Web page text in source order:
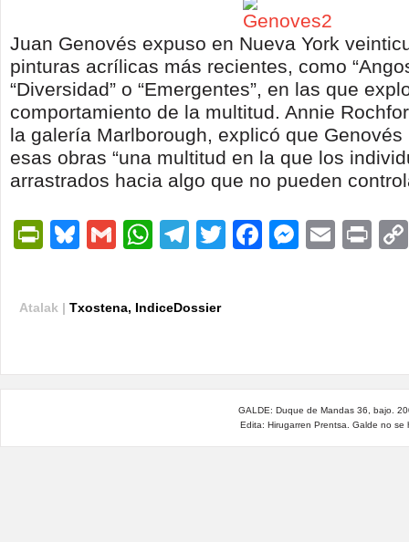
Juan Genovés expuso en Nueva York
pinturas acrílicas más recientes, como
“Diversidad” o “Emergentes”, en las que
comportamiento de la multitud. Annie
la galería Marlborough, explicó que
esas obras “una multitud en la que los
arrastrados hacia algo que no pueden
PrintFriendly
Bluesky
GmailWhatsApp
Telegram
TwitterFacebook
Email
Atalak | Txostena, IndiceDossier
GALDE: Duque de Mandas 36, bajo.
Edita: Hirugarren Prentsa. Galde no